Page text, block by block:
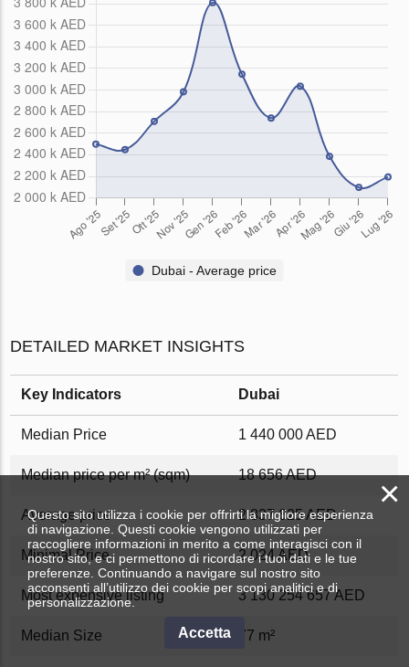
Dubai - Average price
DETAILED MARKET INSIGHTS
Key Indicators Dubai
Median Price 1 440 000 AED
Median price per m² (sqm) 18 656 AED
Average price 2 837 625 AED
Minimal Price 2 024 AED
Most expensive listing 3 130 254 657 AED
Median Size 77 m²
×
Questo sito utilizza i cookie per offrirti la migliore esperienza
di navigazione. Questi cookie vengono utilizzati per
raccogliere informazioni in merito a come interagisci con il
nostro sito, e ci permettono di ricordare i tuoi dati e le tue
preferenze. Continuando a navigare sul nostro sito
acconsenti all’utilizzo dei cookie per scopi analitici e di
personalizzazione.
Accetta